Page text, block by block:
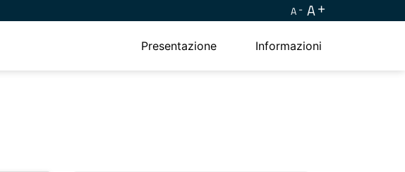
A A
Presentazione Informazioni